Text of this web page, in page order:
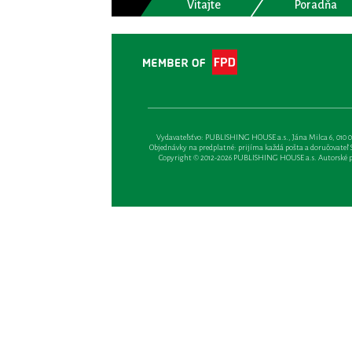
Vitajte
Poradňa
Vydavateľsťvo: PUBLISHING HOUSE a.s., Jána Milca 6, 010
Objednávky na predplatné: prijíma každá pošta a doručovateľ
Copyright © 2012-2026 PUBLISHING HOUSE a.s.